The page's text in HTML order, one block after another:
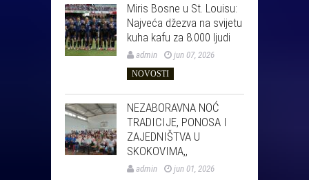
Miris Bosne u St. Louisu:
Najveća džezva na svijetu
kuha kafu za 8.000 ljudi
admin jun 07, 2026
NOVOSTI
NEZABORAVNA NOĆ
TRADICIJE, PONOSA I
ZAJEDNIŠTVA U
SKOKOVIMA,,
admin jun 01, 2026